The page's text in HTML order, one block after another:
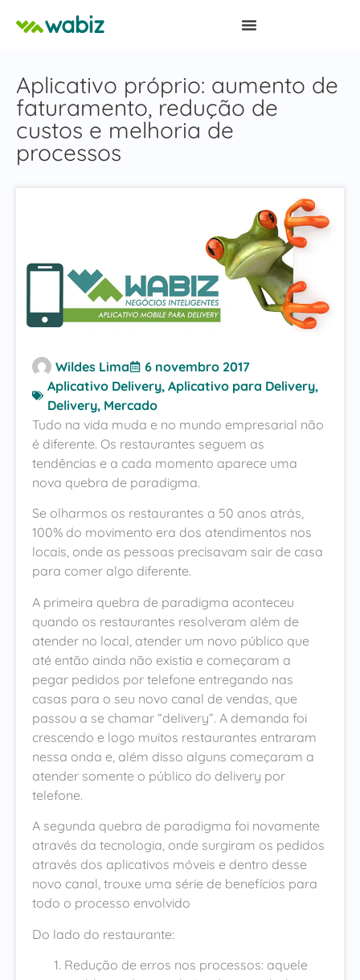
Aplicativo próprio: aumento de
faturamento, redução de
custos e melhoria de
processos
Wildes Lima
6 novembro 2017
Aplicativo Delivery, Aplicativo para Delivery,
Delivery, Mercado
Tudo na vida muda e no mundo empresarial não
é diferente. Os restaurantes seguem as
tendências e a cada momento aparece uma
nova quebra de paradigma.
Se olharmos os restaurantes a 50 anos atrás,
100% do movimento era dos atendimentos nos
locais, onde as pessoas precisavam sair de casa
para comer algo diferente.
A primeira quebra de paradigma aconteceu
quando os restaurantes resolveram além de
atender no local, atender um novo público que
até então ainda não existia e começaram a
pegar pedidos por telefone entregando nas
casas para o seu novo canal de vendas, que
passou a se chamar “delivery”. A demanda foi
crescendo e logo muitos restaurantes entraram
nessa onda e, além disso alguns começaram a
atender somente o público do delivery por
telefone.
A segunda quebra de paradigma foi novamente
através da tecnologia, onde surgiram os pedidos
através dos aplicativos móveis e dentro desse
novo canal, trouxe uma série de benefícios para
todo o processo envolvido
Do lado do restaurante:
Redução de erros nos processos: aquele